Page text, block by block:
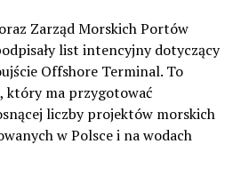
Zarząd Morskich Portów
list intencyjny dotyczący
Offshore Terminal. To
który ma przygotować
liczby projektów morskich
w Polsce i na wodach